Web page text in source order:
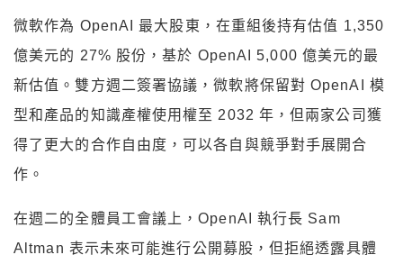
微軟作為 OpenAI 最大股東，在重組後持有估值 1,350
億美元的 27% 股份，基於 OpenAI 5,000 億美元的最
新估值。雙方週二簽署協議，微軟將保留對 OpenAI 模
型和產品的知識產權使用權至 2032 年，但兩家公司獲
得了更大的合作自由度，可以各自與競爭對手展開合
作。
在週二的全體員工會議上，OpenAI 執行長 Sam
Altman 表示未來可能進行公開募股，但拒絕透露具體